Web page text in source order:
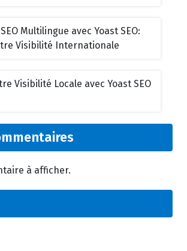
Multilingue avec Yoast SEO:
Visibilité Internationale
Visibilité Locale avec Yoast SEO
à afficher.